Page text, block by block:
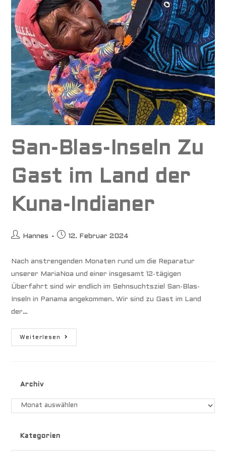
San-Blas-Inseln Zu
Gast im Land der
Kuna-Indianer
Beitrags-
Hannes
Beitrag
12. Februar 2024
Nach anstrengenden Monaten rund um die Reparatur
unserer MariaNoa und einer insgesamt 12-tägigen
Überfahrt sind wir endlich im Sehnsuchtsziel San-Blas-
Inseln in Panama angekommen. Wir sind zu Gast im Land
der…
Weiterlesen
San-
Indianer
Archiv
Archiv
Kategorien